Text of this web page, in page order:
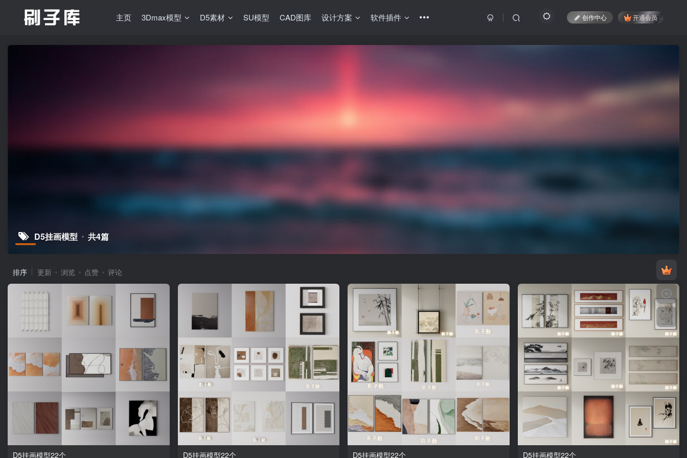
主页 3Dmax模型 D5素材 SU模型 CAD图库 设计方案 软件插件 创作中心 开通会员
D5挂画模型 共4篇
排序 更新 浏览 点赞 评论
D5挂画模型22个 D5挂画模型22个 D5挂画模型22个 D5挂画模型22个